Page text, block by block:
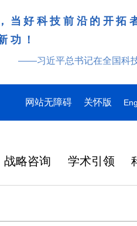
好科技前沿的开拓
功！
——习近平总书记在全国科
网站无障碍 关怀版
战略咨询 学术引领